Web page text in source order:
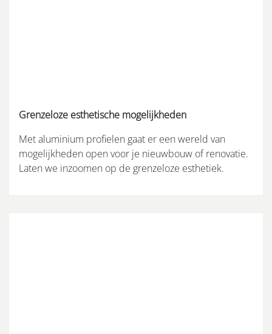
Grenzeloze esthetische mogelijkheden
Met aluminium profielen gaat er een wereld van
mogelijkheden open voor je nieuwbouw of renovatie.
Laten we inzoomen op de grenzeloze esthetiek.